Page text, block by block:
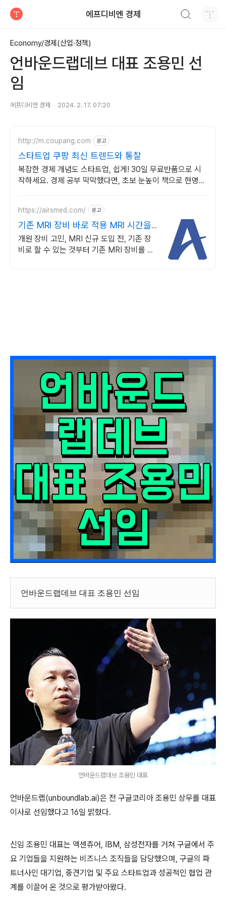
에프디비엔 경제
Economy/경제(산업·정책)
언바운드랩데브 대표 조용민 선
임
에프디비엔 경제 2024. 2. 17. 07:20
http://m.coupang.com 광고
스타트업 쿠팡 최신 트렌드와 통찰
복잡한 경제 개념도 스타트업, 쉽게! 30일 무료반품으로 시
작하세요. 경제 공부 막막했다면, 초보 눈높이 책으로 현명한
https://airsmed.com/ 광고
기존 MRI 장비 바로 적용 MRI 시간을
반으로
개원 장비 고민, MRI 신규 도입 전, 기존 장
비로 할 수 있는 것부터 기존 MRI 장비를 교
언바운드랩데브 대표 조용민 선임
언바운드랩데브 조용민 대표
언바운드랩(unboundlab.ai)은 전 구글코리아 조용민 상무를 대표
이사로 선임했다고 16일 밝혔다.
신임 조용민 대표는 액센츄어, IBM, 삼성전자를 거쳐 구글에서 주
요 기업들을 지원하는 비즈니스 조직들을 담당했으며, 구글의 파
트너사인 대기업, 중견기업 및 주요 스타트업과 성공적인 협업 관
계를 이끌어 온 것으로 평가받아왔다.